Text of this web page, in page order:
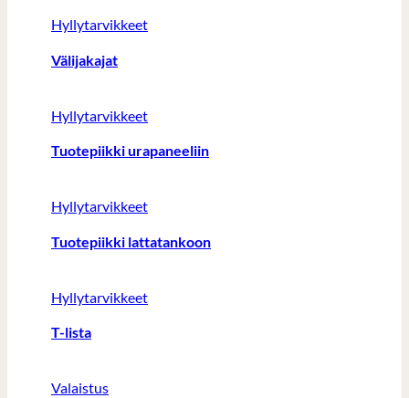
Hyllytarvikkeet
Välijakajat
Hyllytarvikkeet
Tuotepiikki urapaneeliin
Hyllytarvikkeet
Tuotepiikki lattatankoon
Hyllytarvikkeet
T-lista
Valaistus